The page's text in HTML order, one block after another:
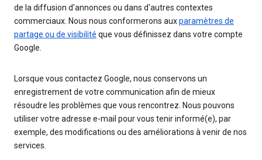
de la diffusion d'annonces ou dans d'autres contextes
commerciaux. Nous nous conformerons auxparamètres de
partage ou de visibilité que vous définissez dans votre compte
Google.
Lorsque vous contactez Google, nous conservons un
enregistrement de votre communication afin de mieux
résoudre les problèmes que vous rencontrez. Nous pouvons
utiliser votre adresse e-mail pour vous tenir informé(e), par
exemple, des modifications ou des améliorations à venir de nos
services.